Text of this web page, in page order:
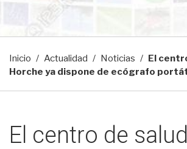
Inicio Actualidad Noticias
El
Horche ya dispone de ecógrafo
El centro de